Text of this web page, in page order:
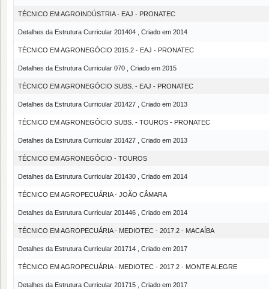
TÉCNICO EM AGROINDÚSTRIA - EAJ - PRONATEC
Detalhes da Estrutura Curricular 201404 , Criado em 2014
TÉCNICO EM AGRONEGÓCIO 2015.2 - EAJ - PRONATEC
Detalhes da Estrutura Curricular 070 , Criado em 2015
TÉCNICO EM AGRONEGÓCIO SUBS. - EAJ - PRONATEC
Detalhes da Estrutura Curricular 201427 , Criado em 2013
TÉCNICO EM AGRONEGÓCIO SUBS. - TOUROS - PRONATEC
Detalhes da Estrutura Curricular 201427 , Criado em 2013
TÉCNICO EM AGRONEGÓCIO - TOUROS
Detalhes da Estrutura Curricular 201430 , Criado em 2014
TÉCNICO EM AGROPECUÁRIA - JOÃO CÂMARA
Detalhes da Estrutura Curricular 201446 , Criado em 2014
TÉCNICO EM AGROPECUÁRIA - MEDIOTEC - 2017.2 - MACAÍBA
Detalhes da Estrutura Curricular 201714 , Criado em 2017
TÉCNICO EM AGROPECUÁRIA - MEDIOTEC - 2017.2 - MONTE ALEGRE
Detalhes da Estrutura Curricular 201715 , Criado em 2017